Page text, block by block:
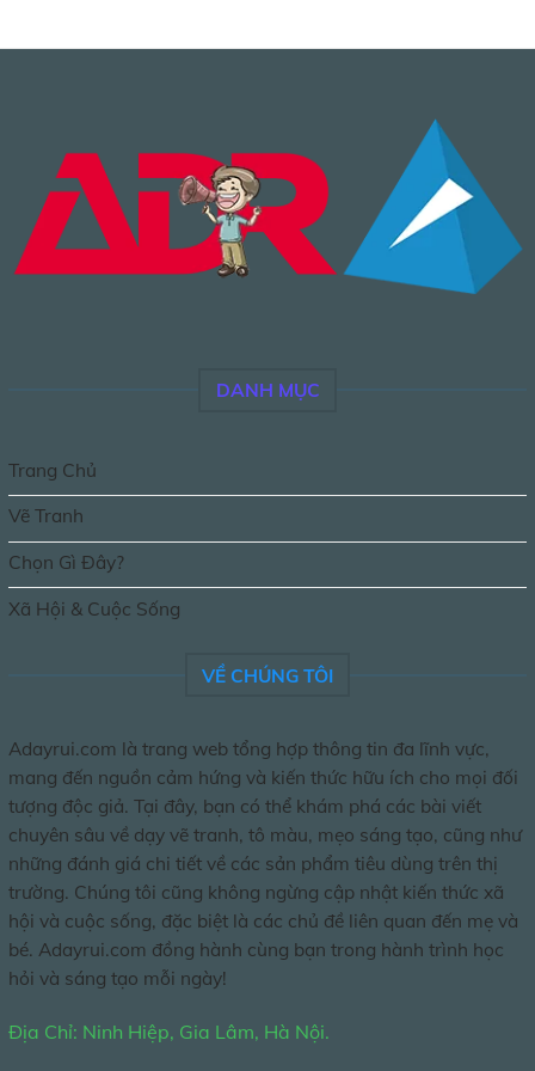
DANH MỤC
Trang Chủ
Vẽ Tranh
Chọn Gì Đây?
Xã Hội & Cuộc Sống
VỀ CHÚNG TÔI
Adayrui.com là trang web tổng hợp thông tin đa lĩnh vực,
mang đến nguồn cảm hứng và kiến thức hữu ích cho mọi đối
tượng độc giả. Tại đây, bạn có thể khám phá các bài viết
chuyên sâu về dạy vẽ tranh, tô màu, mẹo sáng tạo, cũng như
những đánh giá chi tiết về các sản phẩm tiêu dùng trên thị
trường. Chúng tôi cũng không ngừng cập nhật kiến thức xã
hội và cuộc sống, đặc biệt là các chủ đề liên quan đến mẹ và
bé. Adayrui.com đồng hành cùng bạn trong hành trình học
hỏi và sáng tạo mỗi ngày!
Địa Chỉ: Ninh Hiệp, Gia Lâm, Hà Nội.